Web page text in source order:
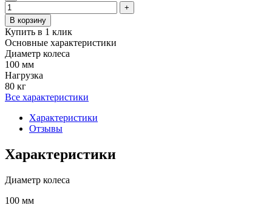
+
В корзину
Купить в 1 клик
Основные характеристики
Диаметр колеса
100 мм
Нагрузка
80 кг
Все характеристики
Характеристики
Отзывы
Характеристики
Диаметр колеса
100 мм